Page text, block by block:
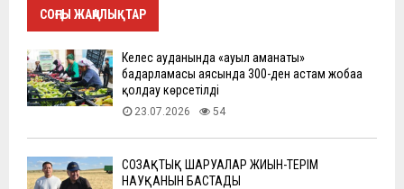
СОҢҒЫ ЖАҢАЛЫҚТАР
Келес ауданында «ауыл аманаты»
бағдарламасы аясында 300-ден астам жобаға
қолдау көрсетілді
23.07.2026 54
СОЗАҚТЫҚ ШАРУАЛАР ЖИЫН-ТЕРІМ
НАУҚАНЫН БАСТАДЫ